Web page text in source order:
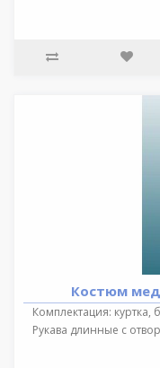
Костюм
Комплектация: куртка,
Рукава длинные с